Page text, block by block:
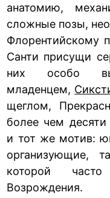
анатомию,
сложные позы,
Флорентийскому
Санти присущи
них особо
младенцем,
щеглом,
более чем десяти
и тот же мотив:
организующие,
которой часто
Возрождения.